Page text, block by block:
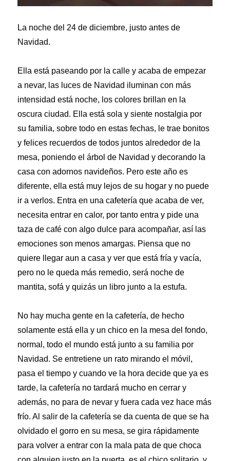
La noche del 24 de diciembre, justo antes de
Navidad.
Ella está paseando por la calle y acaba de empezar
a nevar, las luces de Navidad iluminan con más
intensidad está noche, los colores brillan en la
oscura ciudad. Ella está sola y siente nostalgia por
su familia, sobre todo en estas fechas, le trae bonitos
y felices recuerdos de todos juntos alrededor de la
mesa, poniendo el árbol de Navidad y decorando la
casa con adornos navideños. Pero este año es
diferente, ella está muy lejos de su hogar y no puede
ir a verlos. Entra en una cafetería que acaba de ver,
necesita entrar en calor, por tanto entra y pide una
taza de café con algo dulce para acompañar, así las
emociones son menos amargas. Piensa que no
quiere llegar aun a casa y ver que está fría y vacía,
pero no le queda más remedio, será noche de
mantita, sofá y quizás un libro junto a la estufa.
No hay mucha gente en la cafetería, de hecho
solamente está ella y un chico en la mesa del fondo,
normal, todo el mundo está junto a su familia por
Navidad. Se entretiene un rato mirando el móvil,
pasa el tiempo y cuando ve la hora decide que ya es
tarde, la cafetería no tardará mucho en cerrar y
además, no para de nevar y fuera cada vez hace más
frío. Al salir de la cafetería se da cuenta de que se ha
olvidado el gorro en su mesa, se gira rápidamente
para volver a entrar con la mala pata de que choca